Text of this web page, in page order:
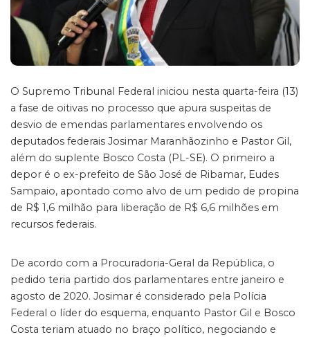
O Supremo Tribunal Federal iniciou nesta quarta-feira (13)
a fase de oitivas no processo que apura suspeitas de
desvio de emendas parlamentares envolvendo os
deputados federais Josimar Maranhãozinho e Pastor Gil,
além do suplente Bosco Costa (PL-SE). O primeiro a
depor é o ex-prefeito de São José de Ribamar, Eudes
Sampaio, apontado como alvo de um pedido de propina
de R$ 1,6 milhão para liberação de R$ 6,6 milhões em
recursos federais.
De acordo com a Procuradoria-Geral da República, o
pedido teria partido dos parlamentares entre janeiro e
agosto de 2020. Josimar é considerado pela Polícia
Federal o líder do esquema, enquanto Pastor Gil e Bosco
Costa teriam atuado no braço político, negociando e